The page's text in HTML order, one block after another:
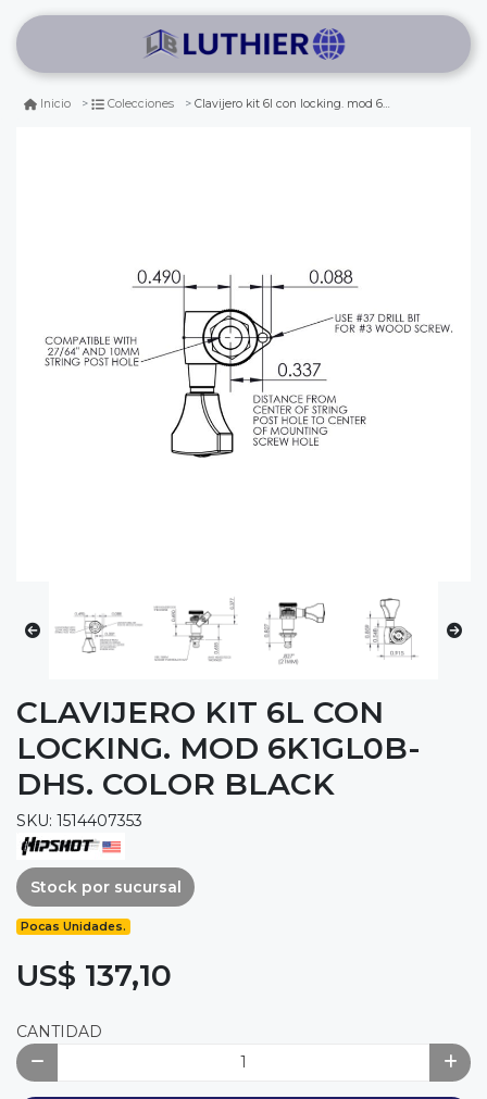
Inicio Colecciones Clavijero kit 6l con locking. mod 6k1gl0b-dhs. color black
CLAVIJERO KIT 6L CON
LOCKING. MOD 6K1GL0B-
DHS. COLOR BLACK
SKU: 1514407353
Stock por sucursal
Pocas Unidades.
US$ 137,10
CANTIDAD